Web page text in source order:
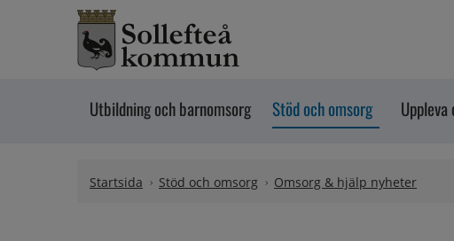
Hoppa till innehåll
Utbildning och barnomsorg Stöd och omsorg Uppleva
Startsida Stöd och omsorg Omsorg & hjälp nyheter